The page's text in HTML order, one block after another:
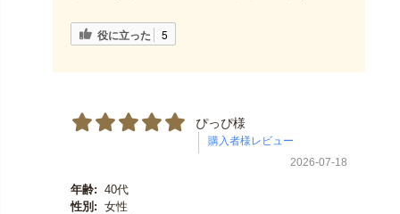
役に立った 5
ぴっぴ様
2026-07-18
年齢: 40代
性別: 女性